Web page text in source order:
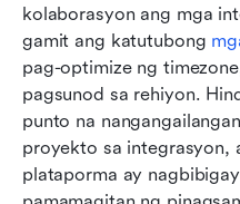
kolaborasyon ang mga
gamit ang katutubong
pag-optimize ng
pagsunod sa rehiyon.
punto na
proyekto sa integrasyon,
plataporma ay